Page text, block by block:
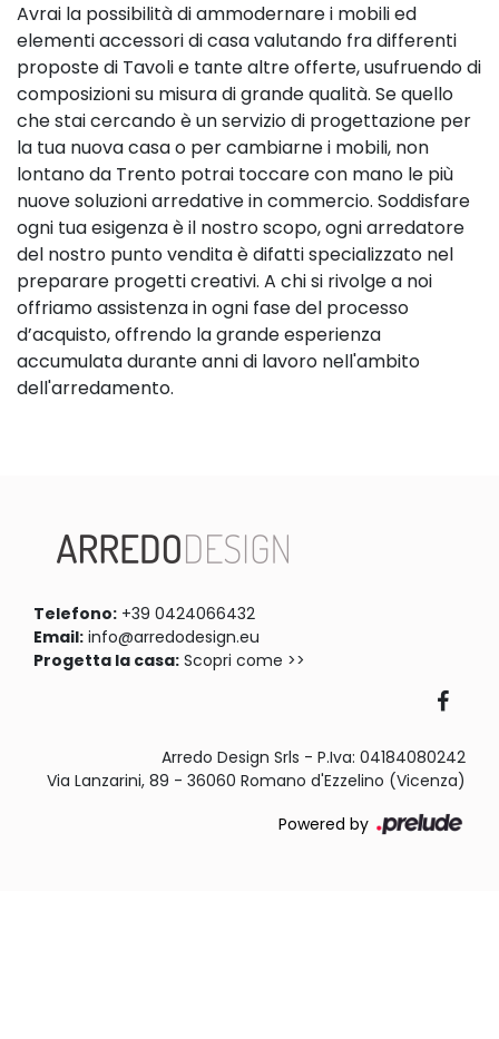
Avrai la possibilità di ammodernare i mobili ed
elementi accessori di casa valutando fra differenti
proposte di Tavoli e tante altre offerte, usufruendo di
composizioni su misura di grande qualità. Se quello
che stai cercando è un servizio di progettazione per
la tua nuova casa o per cambiarne i mobili, non
lontano da Trento potrai toccare con mano le più
nuove soluzioni arredative in commercio. Soddisfare
ogni tua esigenza è il nostro scopo, ogni arredatore
del nostro punto vendita è difatti specializzato nel
preparare progetti creativi. A chi si rivolge a noi
offriamo assistenza in ogni fase del processo
d’acquisto, offrendo la grande esperienza
accumulata durante anni di lavoro nell'ambito
dell'arredamento.
Telefono: +39 0424066432
Email: info@arredodesign.eu
Progetta la casa: Scopri come >>
Arredo Design Srls - P.Iva: 04184080242
Via Lanzarini, 89 - 36060 Romano d'Ezzelino (Vicenza)
Powered by